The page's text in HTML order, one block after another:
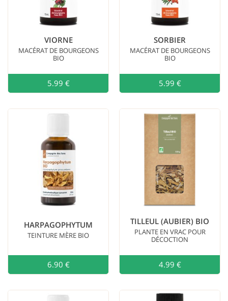
VIORNE
MACÉRAT DE BOURGEONS
BIO
5.99 € Ajouter au
SORBIER
MACÉRAT DE BOURGEONS
BIO
5.99 €
HARPAGOPHYTUM
TEINTURE MÈRE BIO
6.90 € Ajouter au
TILLEUL (AUBIER) BIO
PLANTE EN VRAC POUR
DÉCOCTION
4.99 €